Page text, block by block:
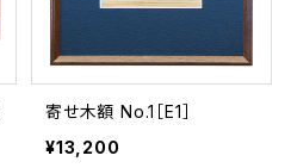
寄せ木額 No.1［E1］
¥13,200